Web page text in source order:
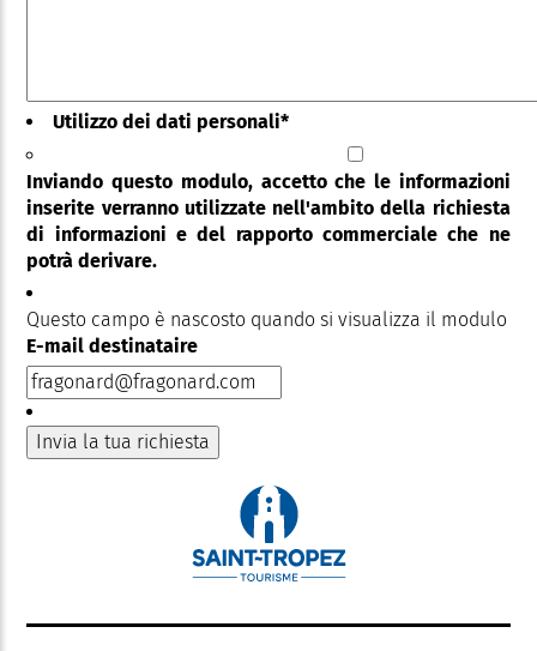
Utilizzo dei dati personali*
Inviando questo modulo, accetto che le informazioni
inserite verranno utilizzate nell'ambito della richiesta
di informazioni e del rapporto commerciale che ne
potrà derivare.
Questo campo è nascosto quando si visualizza il modulo
E-mail destinataire